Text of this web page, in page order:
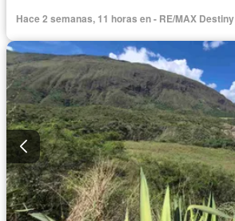
Hace 2 semanas, 11 horas en - RE/MAX Destiny